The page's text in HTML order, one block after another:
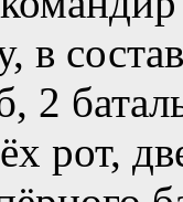
в
2
рот,